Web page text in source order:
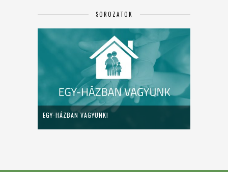
SOROZATOK
EGY-HÁZBAN VAGYUNK!